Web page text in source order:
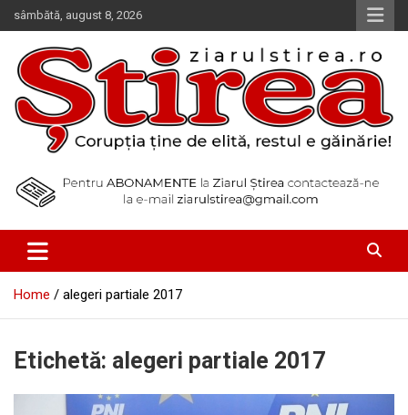
Skip
to
content
sâmbătă, august 8, 2026
Ziarul Știrea
Home alegeri partiale 2017
Etichetă: alegeri partiale 2017